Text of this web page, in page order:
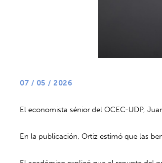
07 / 05 / 2026
El economista sénior del OCEC-UDP,
En la publicación, Ortiz estimó que las